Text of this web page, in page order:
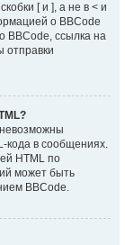
[ и ], а не в < и
о BBCode
BBCode, ссылка на
отправки
кода в сообщениях.
HTML по
может быть
BBCode.